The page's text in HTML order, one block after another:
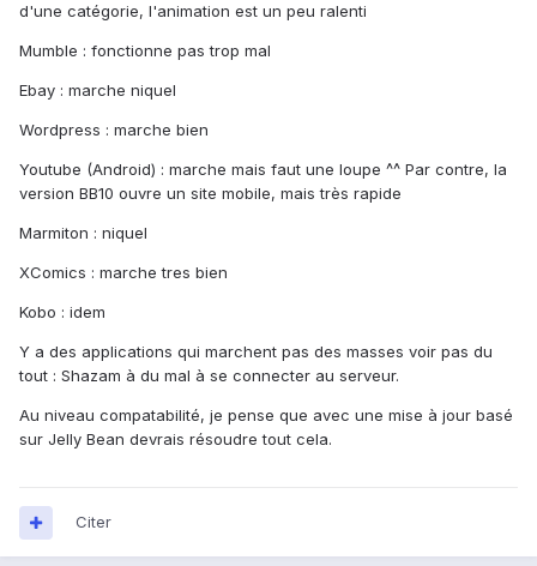
d'une catégorie, l'animation est un peu ralenti
Mumble : fonctionne pas trop mal
Ebay : marche niquel
Wordpress : marche bien
Youtube (Android) : marche mais faut une loupe ^^ Par contre, la
version BB10 ouvre un site mobile, mais très rapide
Marmiton : niquel
XComics : marche tres bien
Kobo : idem
Y a des applications qui marchent pas des masses voir pas du
tout : Shazam à du mal à se connecter au serveur.
Au niveau compatabilité, je pense que avec une mise à jour basé
sur Jelly Bean devrais résoudre tout cela.
Citer